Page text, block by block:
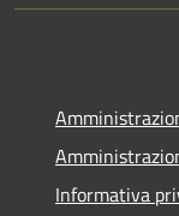
Informativa